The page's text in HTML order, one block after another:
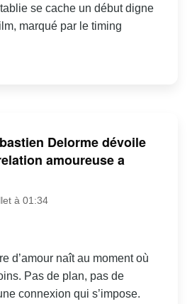
se cache un début digne
marqué par le timing
Delorme dévoile
amoureuse a
à 01:34
d’amour naît au moment où
Pas de plan, pas de
connexion qui s’impose.